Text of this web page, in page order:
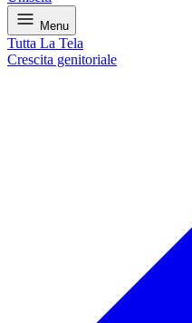
Menu
Tutta La Tela
Crescita genitoriale